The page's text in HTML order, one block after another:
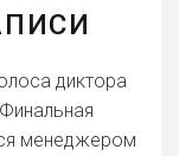
диктора
менеджером